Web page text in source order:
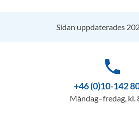
Sidan uppdaterades
phone
+46 (0)10-142
Måndag–fredag, kl.